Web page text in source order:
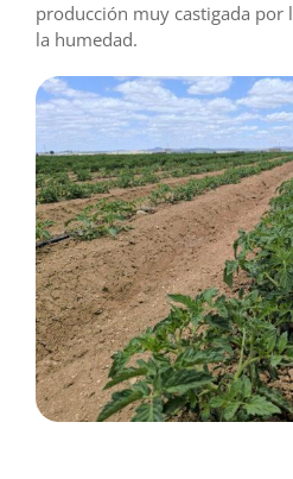
producción muy castigada por
la humedad.